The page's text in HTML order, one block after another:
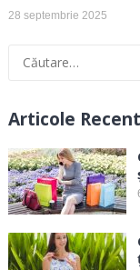
28 septembrie 2025
Caută
Articole